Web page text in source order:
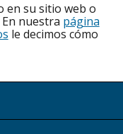
en su sitio web o
nuestra página
le decimos cómo